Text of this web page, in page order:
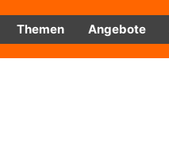
Themen Angebote